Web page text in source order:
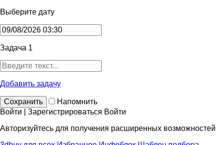
Выберите дату
Задача 1
Добавить задачу
Сохранить
Напомнить
Войти | Зарегистрироваться Войти
Авторизуйтесь для получения расширенных возможностей